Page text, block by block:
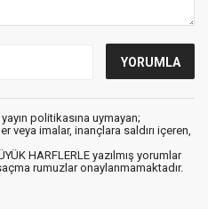
politikasına uymayan;
veya imalar, inançlara saldırı içeren,
HARFLERLE yazılmış yorumlar
rumuzlar onaylanmamaktadır.